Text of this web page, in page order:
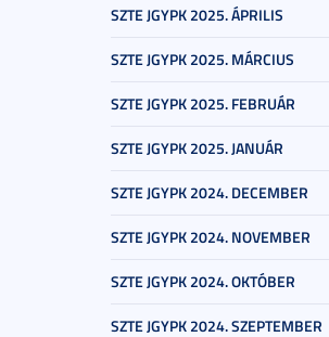
SZTE JGYPK 2025. ÁPRILIS
SZTE JGYPK 2025. MÁRCIUS
SZTE JGYPK 2025. FEBRUÁR
SZTE JGYPK 2025. JANUÁR
SZTE JGYPK 2024. DECEMBER
SZTE JGYPK 2024. NOVEMBER
SZTE JGYPK 2024. OKTÓBER
SZTE JGYPK 2024. SZEPTEMBER